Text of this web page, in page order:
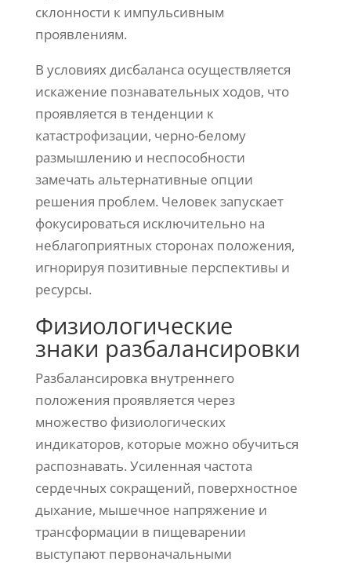
склонности к импульсивным
проявлениям.
В условиях дисбаланса осуществляется
искажение познавательных ходов, что
проявляется в тенденции к
катастрофизации, черно-белому
размышлению и неспособности
замечать альтернативные опции
решения проблем. Человек запускает
фокусироваться исключительно на
неблагоприятных сторонах положения,
игнорируя позитивные перспективы и
ресурсы.
Физиологические
знаки разбалансировки
Разбалансировка внутреннего
положения проявляется через
множество физиологических
индикаторов, которые можно обучиться
распознавать. Усиленная частота
сердечных сокращений, поверхностное
дыхание, мышечное напряжение и
трансформации в пищеварении
выступают первоначальными